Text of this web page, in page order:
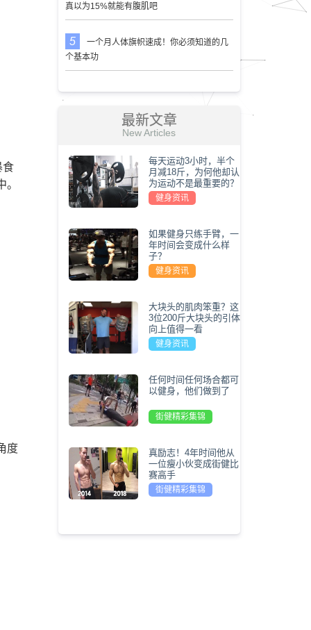
食
度
真以为15%就能有腹肌吧
一个月人体旗帜速成！你必须知道的几
个基本功
最新文章
New Articles
每天运动3小时，半个
月减18斤，为何他却认
为运动不是最重要的？
健身资讯
如果健身只练手臂，一
年时间会变成什么样
子？
健身资讯
大块头的肌肉笨重？这
3位200斤大块头的引体
向上值得一看
健身资讯
任何时间任何场合都可
以健身，他们做到了
街健精彩集锦
真励志！4年时间他从
一位瘦小伙变成街健比
赛高手
街健精彩集锦